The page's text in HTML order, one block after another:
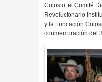
Colosio, el Comité
Revolucionario
y la Fundación
conmemoración del